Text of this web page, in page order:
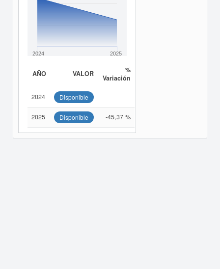
2024 2025
AÑO VALOR
%
Variación
2024 Disponible
2025 Disponible -45,37 %